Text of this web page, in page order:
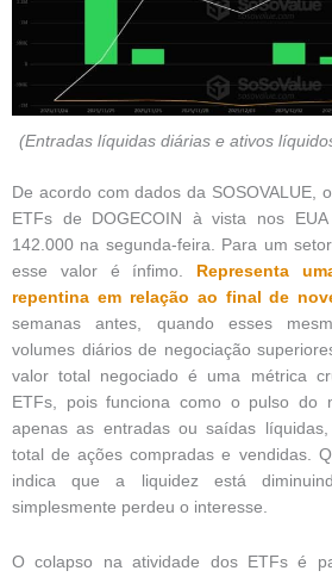
(Entradas líquidas diárias e ativos
De acordo com dados da SOSOVALUE,
ETFs de DOGECOIN à vista nos
142.000 na segunda-feira. Para um
esse valor é ínfimo. Representa
repentina em relação ao final de
semanas antes, quando esses
volumes diários de negociação
valor total negociado é uma métrica
ETFs, pois funciona como o pulso do
apenas as entradas ou saídas
total de ações compradas e vendidas.
indica que a liquidez está
simplesmente perdeu o interesse.
O colapso na atividade dos ETFs é